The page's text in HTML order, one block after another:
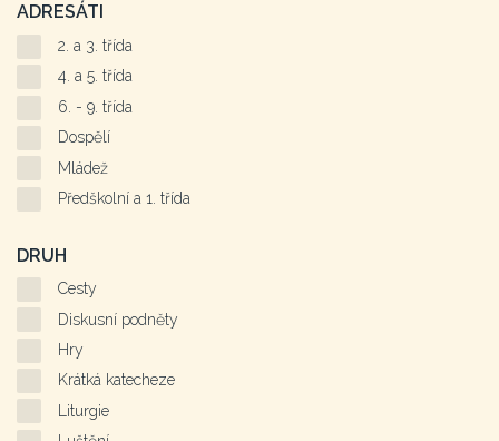
ADRESÁTI
2. a 3. třída
4. a 5. třída
6. - 9. třída
Dospělí
Mládež
Předškolní a 1. třída
DRUH
Cesty
Diskusní podněty
Hry
Krátká katecheze
Liturgie